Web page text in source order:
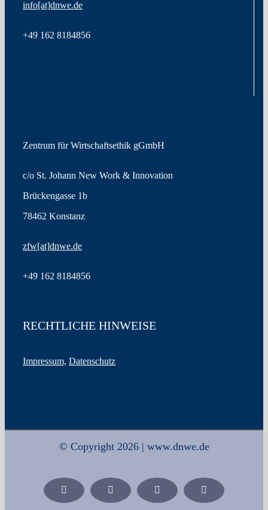
info[at]dnwe.de
+49 162 8184856
Zentrum für Wirtschaftsethik gGmbH
c/o St. Johann New Work & Innovation
Brückengasse 1b
78462 Konstanz
zfw[at]dnwe.de
+49 162 8184856
RECHTLICHE HINWEISE
Impressum, Datenschutz
© Copyright 2026 | www.dnwe.de
Facebook X Xing LinkedIn